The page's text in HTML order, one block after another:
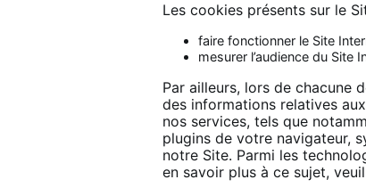
Les cookies présents sur le
faire fonctionner le Site
mesurer l’audience du Site
Par ailleurs, lors de chacune
des informations relatives
nos services, tels que
plugins de votre navigateur,
notre Site. Parmi les
en savoir plus à ce sujet,